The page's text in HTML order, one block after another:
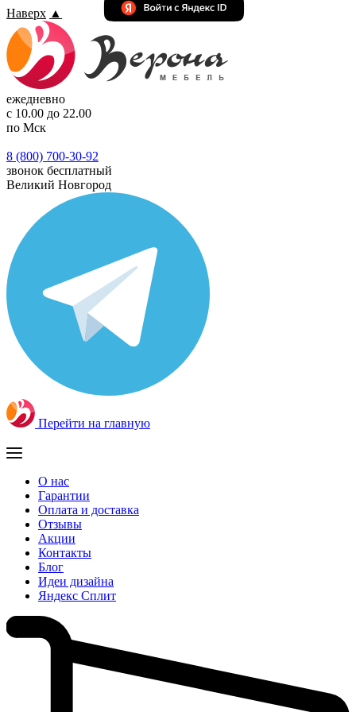
Наверх ▲
ежедневно
с 10.00 до 22.00
по Мск
8 (800) 700-30-92
звонок бесплатный
Великий Новгород
Перейти на главную
О нас
Гарантии
Оплата и доставка
Отзывы
Акции
Контакты
Блог
Идеи дизайна
Яндекс Сплит